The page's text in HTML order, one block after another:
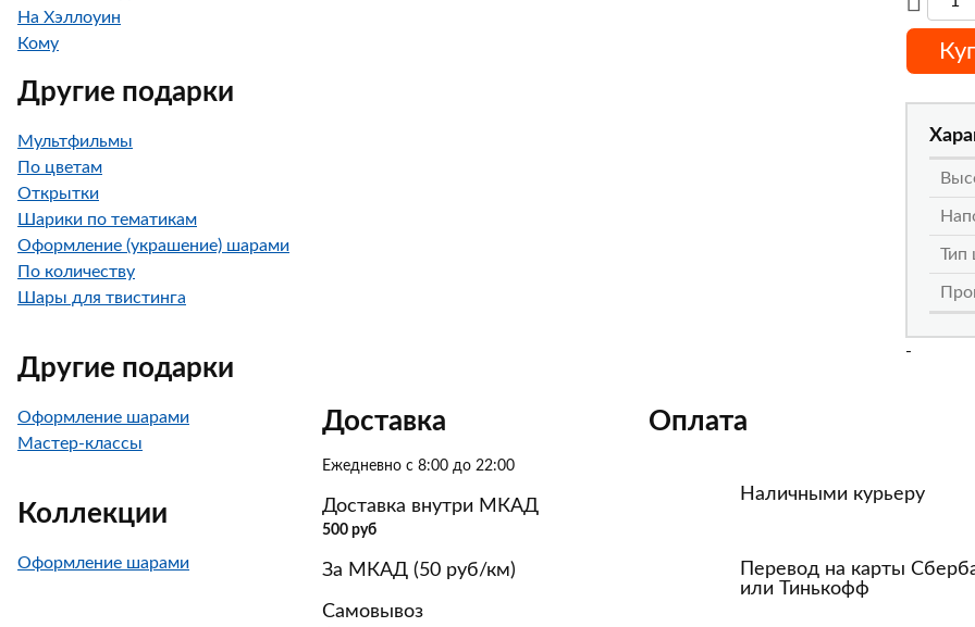
Тип
-
Доставка
Ежедневно с 8:00 до 22:00
Доставка внутри МКАД
500 руб
За МКАД (50 руб/км)
Самовывоз
Оплата
Наличными курьеру
Перевод на карты
или Тинькофф
На Хэллоуин
Кому
Другие подарки
Мультфильмы
По цветам
Открытки
Шарики по тематикам
Оформление (украшение) шарами
По количеству
Шары для твистинга
Другие подарки
Оформление шарами
Мастер-классы
Коллекции
Оформление шарами